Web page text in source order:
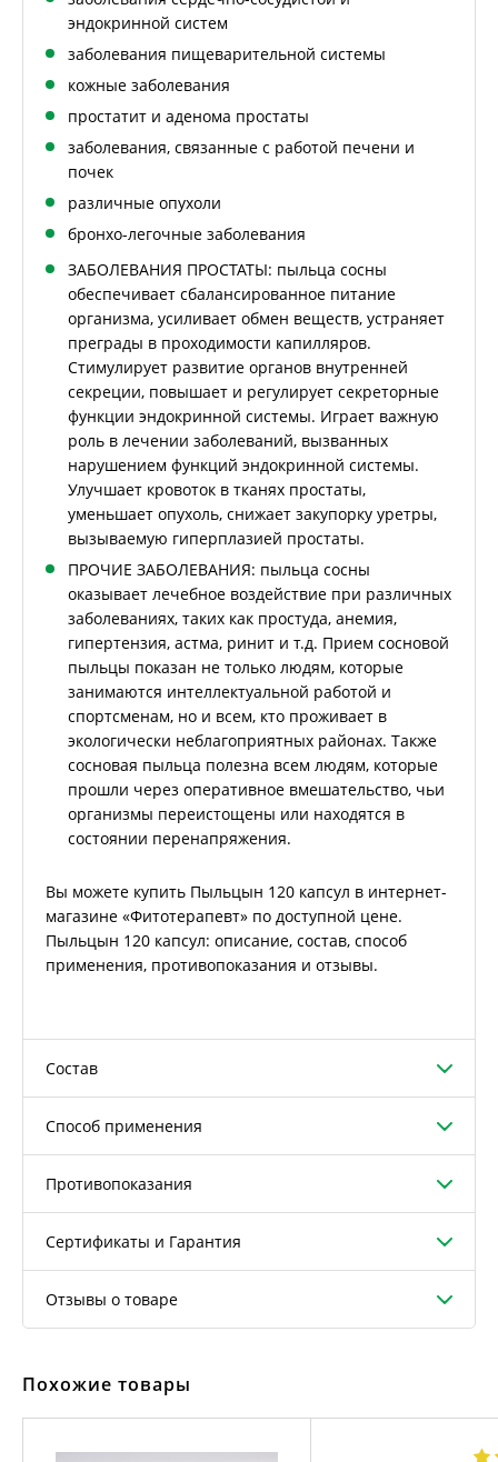
эндокринной систем
заболевания пищеварительной системы
кожные заболевания
простатит и аденома простаты
заболевания, связанные с работой печени и
почек
различные опухоли
бронхо-легочные заболевания
ЗАБОЛЕВАНИЯ ПРОСТАТЫ: пыльца сосны
обеспечивает сбалансированное питание
организма, усиливает обмен веществ, устраняет
преграды в проходимости капилляров.
Стимулирует развитие органов внутренней
секреции, повышает и регулирует секреторные
функции эндокринной системы. Играет важную
роль в лечении заболеваний, вызванных
нарушением функций эндокринной системы.
Улучшает кровоток в тканях простаты,
уменьшает опухоль, снижает закупорку уретры,
вызываемую гиперплазией простаты.
ПРОЧИЕ ЗАБОЛЕВАНИЯ: пыльца сосны
оказывает лечебное воздействие при различных
заболеваниях, таких как простуда, анемия,
гипертензия, астма, ринит и т.д. Прием сосновой
пыльцы показан не только людям, которые
занимаются интеллектуальной работой и
спортсменам, но и всем, кто проживает в
экологически неблагоприятных районах. Также
сосновая пыльца полезна всем людям, которые
прошли через оперативное вмешательство, чьи
организмы переистощены или находятся в
состоянии перенапряжения.
Вы можете купить Пыльцын 120 капсул в интернет-
магазине «Фитотерапевт» по доступной цене.
Пыльцын 120 капсул: описание, состав, способ
применения, противопоказания и отзывы.
Состав
Способ применения
Противопоказания
Сертификаты и Гарантия
Отзывы о товаре
Похожие товары